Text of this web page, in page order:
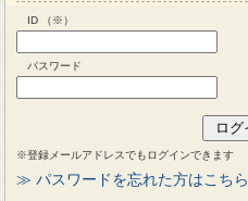
ID （※）
パスワード
※登録メールアドレスでもログインできます
≫ パスワードを忘れた方はこちら